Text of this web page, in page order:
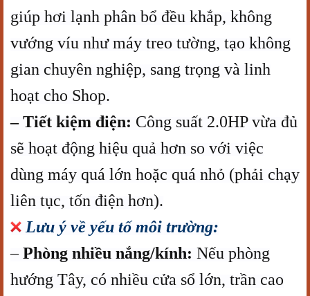
giúp hơi lạnh phân bổ đều khắp, không
vướng víu như máy treo tường, tạo không
gian chuyên nghiệp, sang trọng và linh
hoạt cho Shop.
– Tiết kiệm điện: Công suất 2.0HP vừa đủ
sẽ hoạt động hiệu quả hơn so với việc
dùng máy quá lớn hoặc quá nhỏ (phải chạy
liên tục, tốn điện hơn).
Lưu ý về yếu tố môi trường:
–Phòng nhiều nắng/kính: Nếu phòng
hướng Tây, có nhiều cửa sổ lớn, trần cao